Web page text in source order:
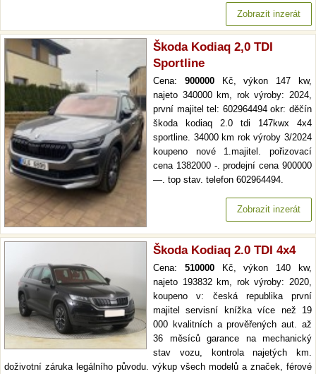
Zobrazit inzerát
Škoda Kodiaq 2,0 TDI
Sportline
Cena: 900000Kč, výkon 147 kw,
najeto 340000 km, rok výroby: 2024,
první majitel tel: 602964494 okr: děčín
škoda kodiaq 2.0 tdi 147kwx 4x4
sportline. 34000 km rok výroby 3/2024
koupeno nové 1.majitel. pořizovací
cena 1382000 -. prodejní cena 900000
—. top stav. telefon 602964494.
Zobrazit inzerát
Škoda Kodiaq 2.0 TDI 4x4
Cena: 510000Kč, výkon 140 kw,
najeto 193832 km, rok výroby: 2020,
koupeno v: česká republika první
majitel servisní knížka více než 19
000 kvalitních a prověřených aut. až
36 měsíců garance na mechanický
stav vozu, kontrola najetých km.
doživotní záruka legálního původu. výkup všech modelů a značek, férové